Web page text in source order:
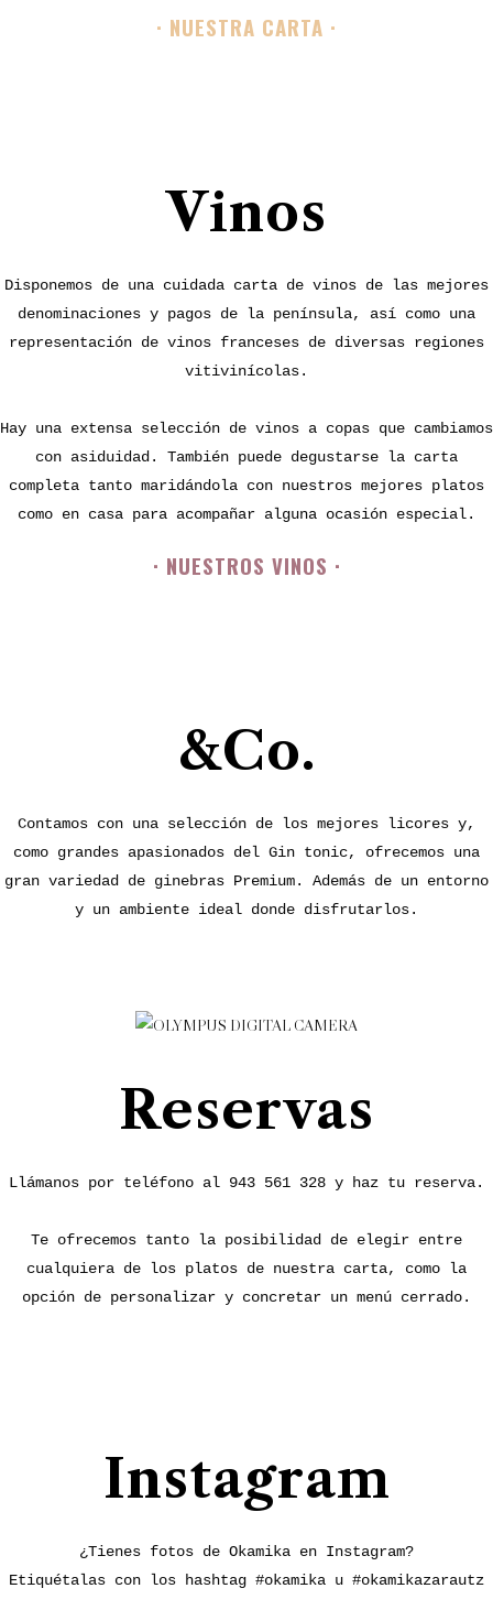
· NUESTRA CARTA ·
Vinos
Disponemos de una cuidada carta de vinos de las mejores
denominaciones y pagos de la península, así como una
representación de vinos franceses de diversas regiones
vitivinícolas.
Hay una extensa selección de vinos a copas que cambiamos
con asiduidad. También puede degustarse la carta
completa tanto maridándola con nuestros mejores platos
como en casa para acompañar alguna ocasión especial.
· NUESTROS VINOS ·
&Co.
Contamos con una selección de los mejores licores y,
como grandes apasionados del Gin tonic, ofrecemos una
gran variedad de ginebras Premium. Además de un entorno
y un ambiente ideal donde disfrutarlos.
Reservas
Llámanos por teléfono al 943 561 328 y haz tu reserva.
Te ofrecemos tanto la posibilidad de elegir entre
cualquiera de los platos de nuestra carta, como la
opción de personalizar y concretar un menú cerrado.
Instagram
¿Tienes fotos de Okamika en Instagram?
Etiquétalas con los hashtag #okamika u #okamikazarautz